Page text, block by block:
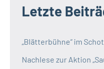
Letzte
„Blätterbühne“ im
Nachlese zur Aktion